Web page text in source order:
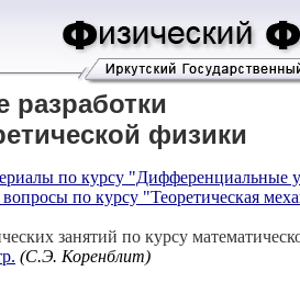
разработки
физики
по курсу "Дифференциальные
по курсу "Теоретическая
занятий по курсу
(C.Э. Коренблит)